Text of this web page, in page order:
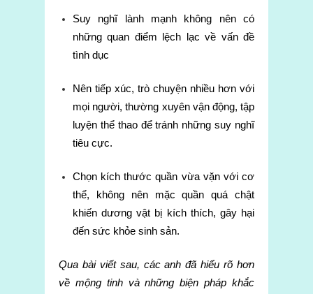
Suy nghĩ lành mạnh không nên có
những quan điểm lệch lạc về vấn đề
tình dục
Nên tiếp xúc, trò chuyện nhiều hơn với
mọi người, thường xuyên vận động, tập
luyện thể thao để tránh những suy nghĩ
tiêu cực.
Chọn kích thước quần vừa vặn với cơ
thể, không nên mặc quần quá chật
khiến dương vật bị kích thích, gây hại
đến sức khỏe sinh sản.
Qua bài viết sau, các anh đã hiểu rõ hơn
về mộng tinh và những biện pháp khắc